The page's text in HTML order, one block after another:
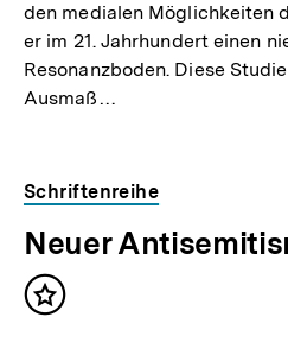
den medialen Möglichkeiten
er im 21. Jahrhundert einen
Resonanzboden. Diese
Ausmaß…
Schriftenreihe
Neuer
Inhalt